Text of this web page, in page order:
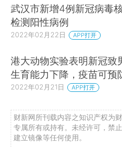
武汉市新增4例新冠病毒
检测阳性病例
2022年02月22日 APP打开
港大动物实验表明新冠致
生育能力下降，疫苗可预
2022年02月21日 APP打开
财新网所刊载内容之知识产权为
专属所有或持有。未经许可，禁
建立镜像等任何使用。